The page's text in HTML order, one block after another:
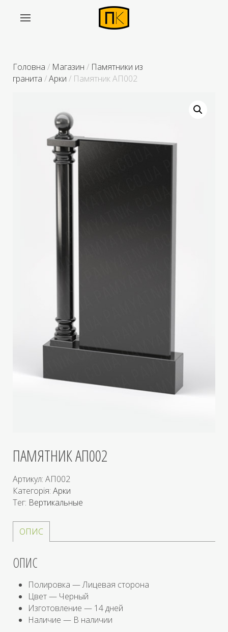
Головна / Магазин / Памятники из
гранита /Арки / Памятник АП002
ПАМЯТНИК АП002
Артикул: АП002
Категорія: Арки
Тег: Вертикальные
ОПИС
ОПИС
Полировка — Лицевая сторона
Цвет — Черный
Изготовление — 14 дней
Наличие — В наличии